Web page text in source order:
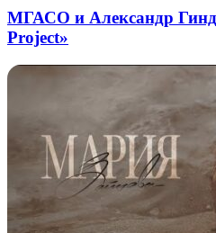
МГАСО и Александр
Project»